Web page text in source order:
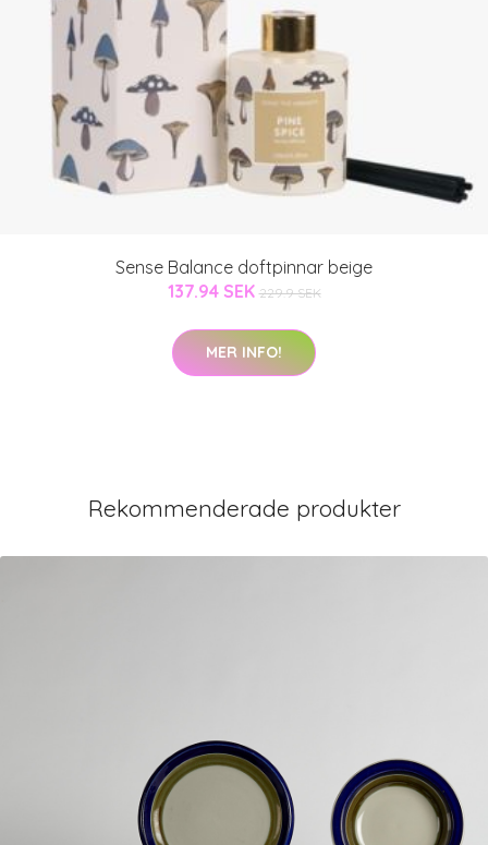
Sense Balance doftpinnar beige
137.94 SEK 229.9 SEK
MER INFO!
Rekommenderade produkter